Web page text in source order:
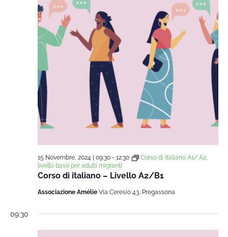
Corso di italiano – Livello A2/B1
15 Novembre, 2024 | 09:30- 12:30
Corso di italiano A1/ A2,
livello base per adulti migranti
Associazione Amélie Via Ceresio 43, Pregassona
09:30